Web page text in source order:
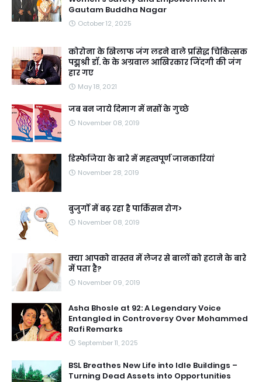
Gautam Buddha Nagar
October 12, 2025
कोरोना के खिलाफ जंग लडने वाले प्रसिद्ध चिकित्सक
पद्मश्री डॉ. के के अग्रवाल आखिरकार जिंदगी की जंग
हार गए
May 18, 2021
जब बन जाये दिमाग में नसों के गुच्छे
November 08, 2019
डिस्फेजिया के बारे में महत्वपूर्ण जानकारियां
November 28, 2019
बुजुर्गों में बढ़ रहा है पार्किंसन रोग>
November 08, 2019
क्या आपको वास्तव में लेजर से बालों को हटाने के बारे
में पता है?
November 09, 2019
Asha Bhosle at 92: A Legendary Voice
Entangled in Controversy Over Mohammed
Rafi Remarks
September 11, 2025
BSL Breathes New Life into Idle Buildings –
Turning Dead Assets into Opportunities